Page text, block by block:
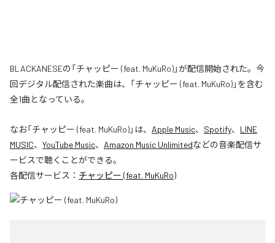
BLACKANESEの「チャッピー (feat. MuKuRo)」が配信開始された。今
回デジタル配信された楽曲は、「チャッピー (feat. MuKuRo)」を含む
全1曲となっている。
なお「チャッピー (feat. MuKuRo)」は、 Apple Music、 Spotify、 LINE
MUSIC、 YouTube Music、 Amazon Music Unlimitedなどの音楽配信サ
ービスで聴くことができる。
各配信サービス： チャッピー (feat. MuKuRo)